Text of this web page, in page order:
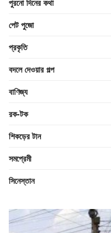
পেট পুজো
প্রকৃতি
বদলে দেওয়ার গল্প
বাণিজ্য
রক-টক
শিকড়ের টান
সমপ্রেমী
সিনেস্তান